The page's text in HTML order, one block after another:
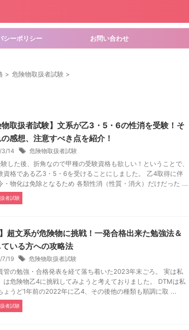
シーポリシー お問い合わせ
> 危険物取扱者試験 >
物取扱者試験】文系が乙3・5・6の性消を受験！そ
感想、注意すべき点を紹介！
3/14 危険物取扱者試験
した後、折角なので甲種の受験資格も欲しい！ということで、
資格である乙3・5・6を受けることにしました。 乙4取得に伴
・物化は免除となるため 各類性消（性質・消火）だけだった ...
者試験
】超文系が危険物に挑戦！一発合格出来た勉強法＆
いる方への攻略法
7/19 危険物取扱者試験
管の勉強・合格発表を経て落ち着いた2023年末ごろ。 実は私
は危険物乙4に挑戦してみようと考えておりました。 DTMは私
ょうど1年前の2022年に乙4、その後他の種類も順調に取 ...
者試験